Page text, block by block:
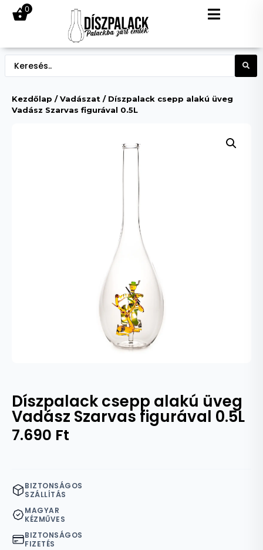
0
Kezdőlap /Vadászat / Díszpalack csepp alakú üveg
Vadász Szarvas figurával 0.5L
Díszpalack csepp alakú üveg
Vadász Szarvas figurával 0.5L
7.690 Ft
BIZTONSÁGOS
SZÁLLÍTÁS
MAGYAR
KÉZMŰVES
BIZTONSÁGOS
FIZETÉS